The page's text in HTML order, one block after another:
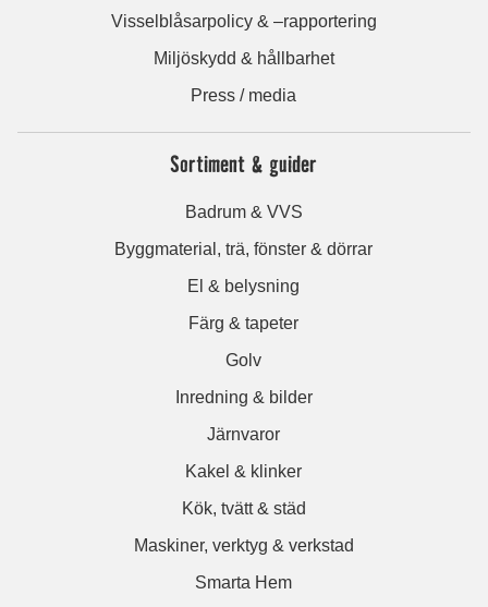
Visselblåsarpolicy & –rapportering
Miljöskydd & hållbarhet
Press / media
Sortiment & guider
Badrum & VVS
Byggmaterial, trä, fönster & dörrar
El & belysning
Färg & tapeter
Golv
Inredning & bilder
Järnvaror
Kakel & klinker
Kök, tvätt & städ
Maskiner, verktyg & verkstad
Smarta Hem